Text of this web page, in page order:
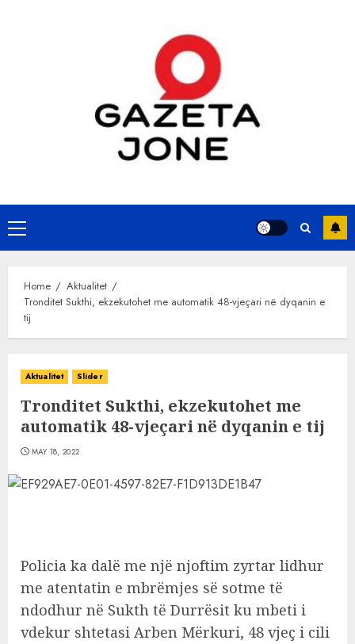
Primary
Menu
Home
Aktualitet
Tronditet Sukthi, ekzekutohet me automatik 48-vjeçari në dyqanin e
tij
Aktualitet Slider
Tronditet Sukthi, ekzekutohet me
automatik 48-vjeçari në dyqanin e tij
MAY 18, 2022
Policia ka dalë me një njoftim zyrtar lidhur
me atentatin e mbrëmjes së sotme të
ndodhur në Sukth të Durrësit ku mbeti i
vdekur shtetasi Arben Mërkuri, 48 vjeç i cili